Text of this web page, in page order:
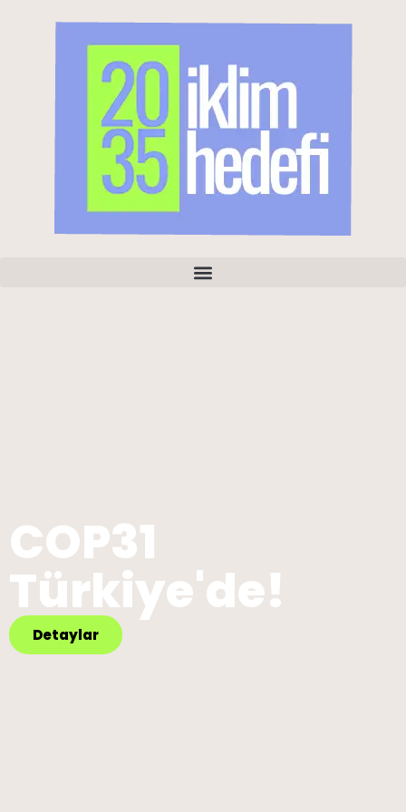
COP31
Türkiye'de!
Detaylar